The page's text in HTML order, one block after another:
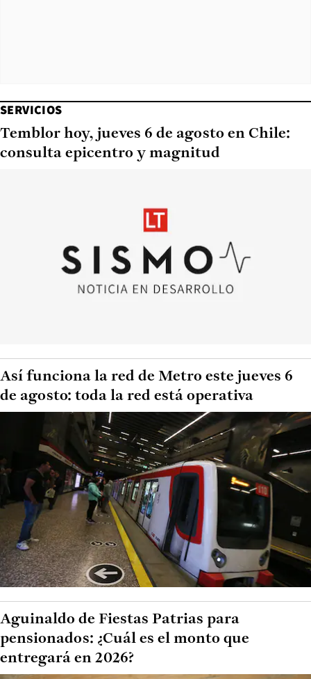
SERVICIOS
Temblor hoy, jueves 6 de agosto en Chile:
consulta epicentro y magnitud
Así funciona la red de Metro este jueves 6
de agosto: toda la red está operativa
Aguinaldo de Fiestas Patrias para
pensionados: ¿Cuál es el monto que
entregará en 2026?